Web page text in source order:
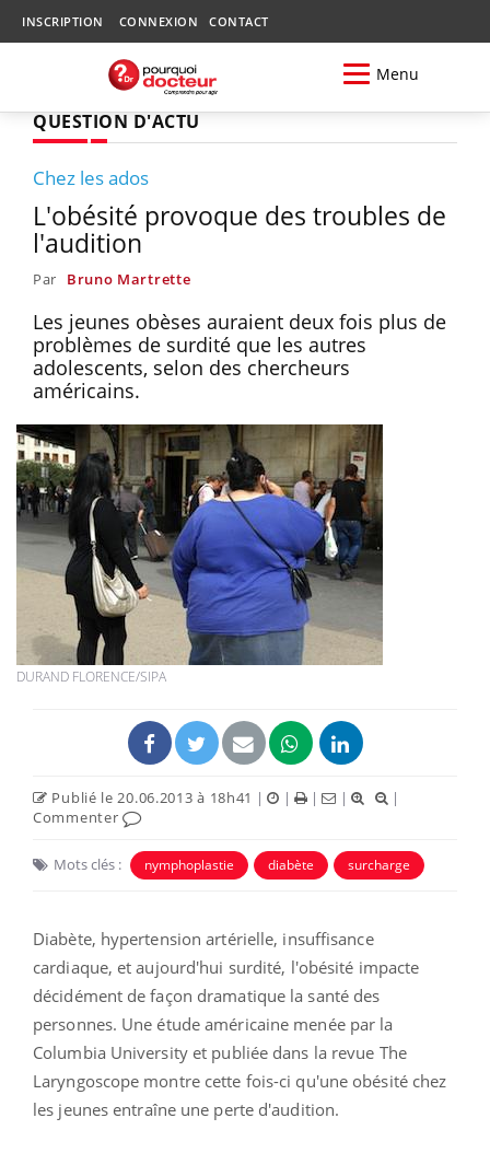
INSCRIPTION CONNEXION CONTACT
Menu
QUESTION D'ACTU
Chez les ados
L'obésité provoque des troubles de
l'audition
Par Bruno Martrette
Les jeunes obèses auraient deux fois plus de
problèmes de surdité que les autres
adolescents, selon des chercheurs
américains.
DURAND FLORENCE/SIPA
Publié le 20.06.2013 à 18h41 | | | |
|
Commenter
Mots clés : nymphoplastie diabète surcharge
Diabète, hypertension artérielle, insuffisance
cardiaque, et aujourd'hui surdité, l'obésité impacte
décidément de façon dramatique la santé des
personnes. Une étude américaine menée par la
Columbia University et publiée dans la revue The
Laryngoscope montre cette fois-ci qu'une obésité chez
les jeunes entraîne une perte d'audition.